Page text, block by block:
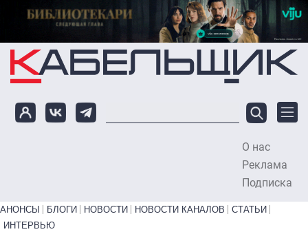
Перейти к основному содержанию
О нас
Реклама
Подписка
Primary links bottom
АНОНСЫ БЛОГИ НОВОСТИ НОВОСТИ КАНАЛОВ
СТАТЬИ
ИНТЕРВЬЮ